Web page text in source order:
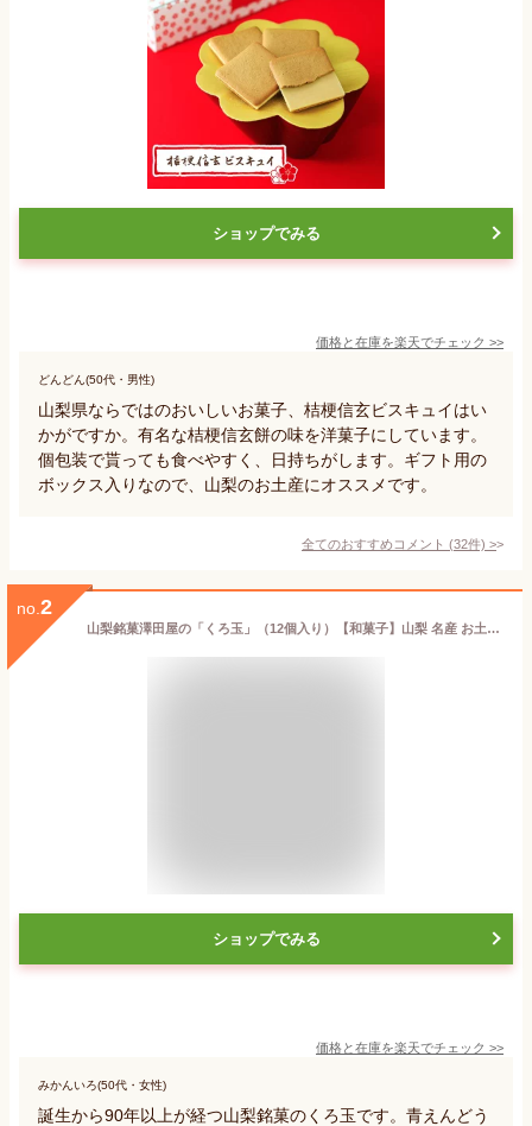
ショップでみる
価格と在庫を楽天でチェック >>
どんどん(50代・男性)
山梨県ならではのおいしいお菓子、桔梗信玄ビスキュイはい
かがですか。有名な桔梗信玄餅の味を洋菓子にしています。
個包装で貰っても食べやすく、日持ちがします。ギフト用の
ボックス入りなので、山梨のお土産にオススメです。
全てのおすすめコメント (32件) >
no. 2
山梨銘菓澤田屋の「くろ玉」（12個入り）【和菓子】山梨 名産 お土産 ご当地 スイーツ 銘菓 鐘山苑 お礼 お返し 懐かしい故郷の味・甲州銘菓 母の日 父の日 ギフト おもてなし 敬老のお祝い 七五三
ショップでみる
価格と在庫を楽天でチェック >>
みかんいろ(50代・女性)
誕生から90年以上が経つ山梨銘菓のくろ玉です。青えんどう